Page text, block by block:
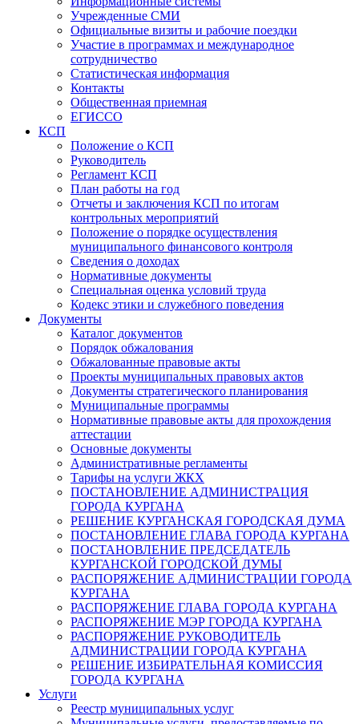
Учрежденные СМИ
Официальные визиты и рабочие поездки
Участие в программах и международное
сотрудничество
Статистическая информация
Контакты
Общественная приемная
ЕГИССО
КСП
Положение о КСП
Руководитель
Регламент КСП
План работы на год
Отчеты и заключения КСП по итогам
контрольных мероприятий
Положение о порядке осуществления
муниципального финансового контроля
Сведения о доходах
Нормативные документы
Специальная оценка условий труда
Кодекс этики и служебного поведения
Документы
Каталог документов
Порядок обжалования
Обжалованные правовые акты
Проекты муниципальных правовых актов
Документы стратегического планирования
Муниципальные программы
Нормативные правовые акты для прохождения
аттестации
Основные документы
Административные регламенты
Тарифы на услуги ЖКХ
ПОСТАНОВЛЕНИЕ АДМИНИСТРАЦИЯ
ГОРОДА КУРГАНА
РЕШЕНИЕ КУРГАНСКАЯ ГОРОДСКАЯ ДУМА
ПОСТАНОВЛЕНИЕ ГЛАВА ГОРОДА КУРГАНА
ПОСТАНОВЛЕНИЕ ПРЕДСЕДАТЕЛЬ
КУРГАНСКОЙ ГОРОДСКОЙ ДУМЫ
РАСПОРЯЖЕНИЕ АДМИНИСТРАЦИИ ГОРОДА
КУРГАНА
РАСПОРЯЖЕНИЕ ГЛАВА ГОРОДА КУРГАНА
РАСПОРЯЖЕНИЕ МЭР ГОРОДА КУРГАНА
РАСПОРЯЖЕНИЕ РУКОВОДИТЕЛЬ
АДМИНИСТРАЦИИ ГОРОДА КУРГАНА
РЕШЕНИЕ ИЗБИРАТЕЛЬНАЯ КОМИССИЯ
ГОРОДА КУРГАНА
Услуги
Реестр муниципальных услуг